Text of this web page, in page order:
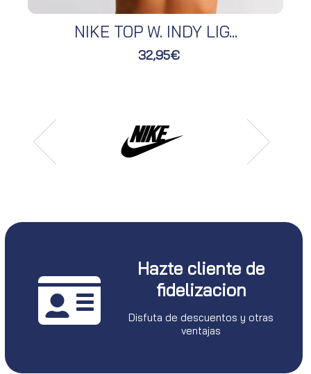
NIKE TOP W. INDY LIG...
32,95€
Hazte cliente de
fidelizacion
Disfuta de descuentos y otras
ventajas